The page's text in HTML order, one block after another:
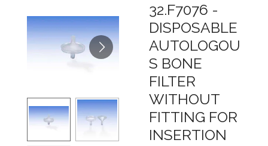
32.F7076 -
DISPOSABLE
AUTOLOGOU
S BONE
FILTER
WITHOUT
FITTING FOR
INSERTION